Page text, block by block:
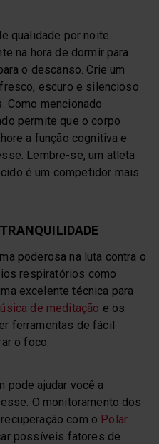
qualidade por noite.
na hora de dormir para
o descanso. Crie um
escuro e silencioso
Como mencionado
permite que o corpo
a função cognitiva e
Lembre-se, um atleta
é um competidor mais
poderosa na luta contra o
respiratórios como
excelente técnica para
de meditação e os
ferramentas de fácil
o foco.
pode ajudar você a
O monitoramento dos
com o Polar
possíveis fatores de